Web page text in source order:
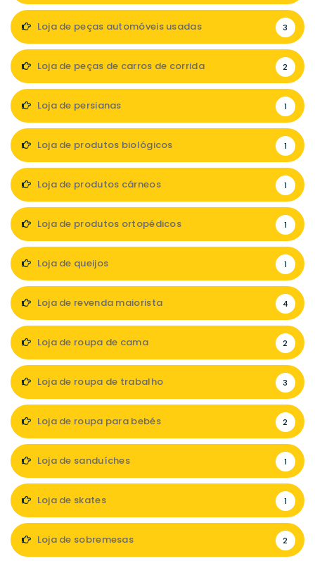
Loja de peças automóveis usadas 3
Loja de peças de carros de corrida 2
Loja de persianas 1
Loja de produtos biológicos 1
Loja de produtos cárneos 1
Loja de produtos ortopédicos 1
Loja de queijos 1
Loja de revenda maiorista 4
Loja de roupa de cama 2
Loja de roupa de trabalho 3
Loja de roupa para bebés 2
Loja de sanduíches 1
Loja de skates 1
Loja de sobremesas 2